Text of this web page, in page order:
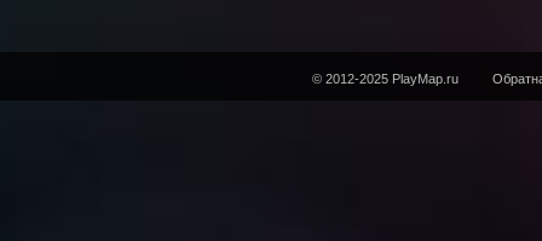
© 2012-2025 PlayMap.ru